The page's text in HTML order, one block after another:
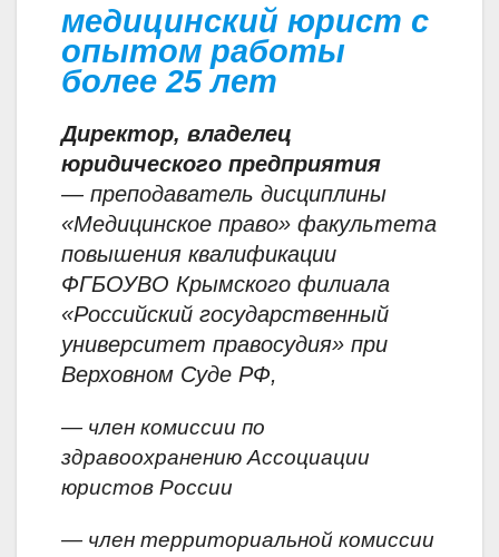
медицинский юрист с
опытом работы
более 25 лет
Директор, владелец
юридического предприятия
— преподаватель дисциплины
«Медицинское право» факультета
повышения квалификации
ФГБОУВО Крымского филиала
«Российский государственный
университет правосудия» при
Верховном Суде РФ,
— член комиссии по
здравоохранению Ассоциации
юристов России
— член территориальной комиссии